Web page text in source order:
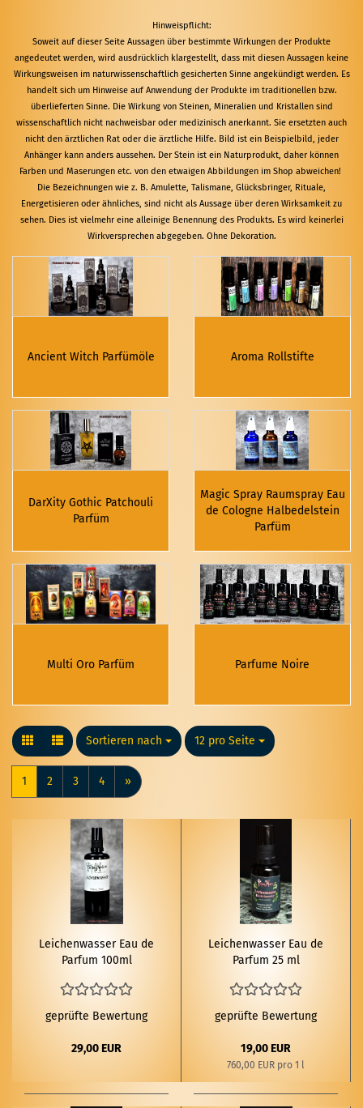
Hinweispflicht:
Soweit auf dieser Seite Aussagen über bestimmte Wirkungen der Produkte
angedeutet werden, wird ausdrücklich klargestellt, dass mit diesen Aussagen keine
Wirkungsweisen im naturwissenschaftlich gesicherten Sinne angekündigt werden. Es
handelt sich um Hinweise auf Anwendung der Produkte im traditionellen bzw.
überlieferten Sinne. Die Wirkung von Steinen, Mineralien und Kristallen sind
wissenschaftlich nicht nachweisbar oder medizinisch anerkannt. Sie ersetzten auch
nicht den ärztlichen Rat oder die ärztliche Hilfe. Bild ist ein Beispielbild, jeder
Anhänger kann anders aussehen. Der Stein ist ein Naturprodukt, daher können
Farben und Maserungen etc. von den etwaigen Abbildungen im Shop abweichen!
Die Bezeichnungen wie z. B. Amulette, Talismane, Glücksbringer, Rituale,
Energetisieren oder ähnliches, sind nicht als Aussage über deren Wirksamkeit zu
sehen. Dies ist vielmehr eine alleinige Benennung des Produkts. Es wird keinerlei
Wirkversprechen abgegeben. Ohne Dekoration.
Ancient Witch Parfümöle Aroma Rollstifte
DarXity Gothic Patchouli
Parfüm
Magic Spray Raumspray Eau
de Cologne Halbedelstein
Parfüm
Multi Oro Parfüm Parfume Noire
Sortieren nach
Sortieren nach 12 pro Seite
pro Seite
1 2 3 4 »
Lei­chen­was­ser Eau de
Par­fum 100ml
geprüfte Bewertung
29,00 EUR
Lei­chen­was­ser Eau de
Par­fum 25 ml
geprüfte Bewertung
19,00 EUR
760,00 EUR pro 1 l